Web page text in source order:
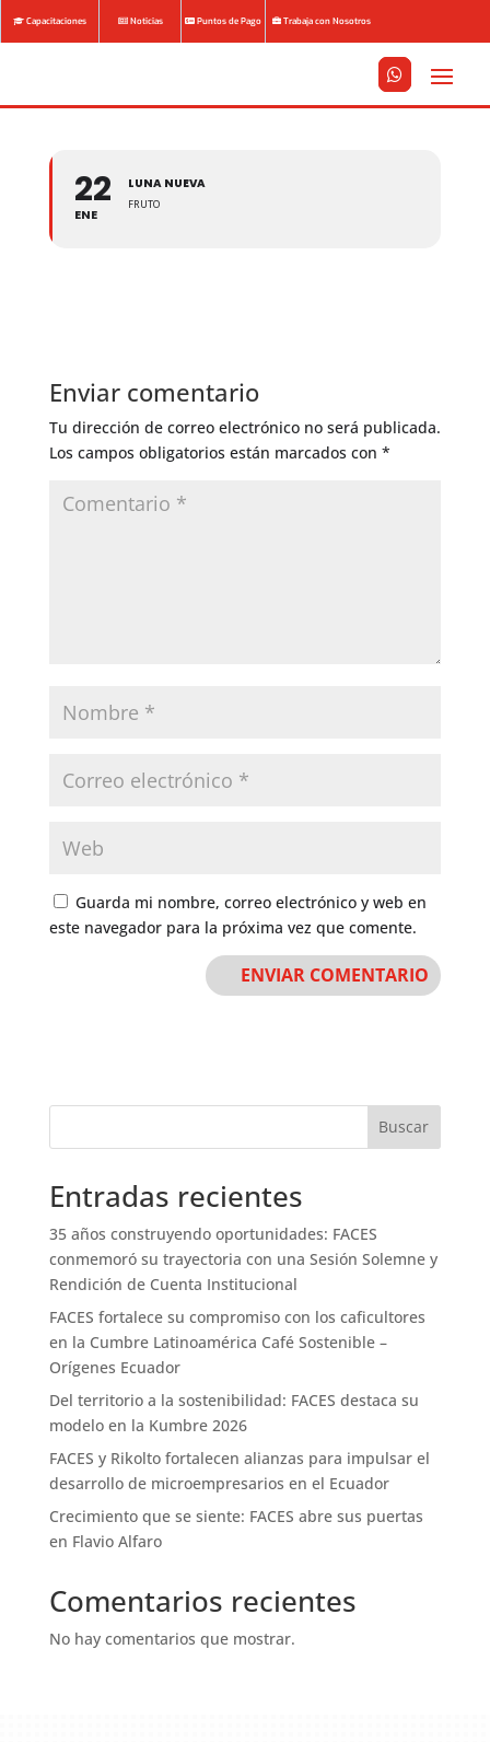
Capacitaciones Noticias Puntos de Pago Trabaja con Nosotros



22
ENE
LUNA NUEVA
FRUTO
Enviar comentario
Tu dirección de correo electrónico no será publicada.
Los campos obligatorios están marcados con *
Guarda mi nombre, correo electrónico y web en
este navegador para la próxima vez que comente.
Buscar
Entradas recientes
35 años construyendo oportunidades: FACES
conmemoró su trayectoria con una Sesión Solemne y
Rendición de Cuenta Institucional
FACES fortalece su compromiso con los caficultores
en la Cumbre Latinoamérica Café Sostenible –
Orígenes Ecuador
Del territorio a la sostenibilidad: FACES destaca su
modelo en la Kumbre 2026
FACES y Rikolto fortalecen alianzas para impulsar el
desarrollo de microempresarios en el Ecuador
Crecimiento que se siente: FACES abre sus puertas
en Flavio Alfaro
Comentarios recientes
No hay comentarios que mostrar.